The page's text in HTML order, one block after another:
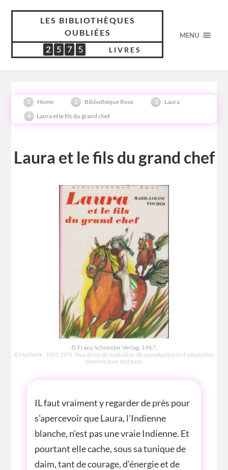
LES BIBLIOTHÈQUES
OUBLIÉES
2
5
2 5
3
5 7
1
7 5
7
5 LIVRES
MENU
Home Bibliothèque Rose
Laura
Laura et le fils du grand chef
Laura et le fils du grand chef
© Franz Schneider Verlag, 1967.
© Hachette , 1972, 1974. Tous droits de traduction, de reproduction et d'adaptation
réservés pour tout pays.
HISTOIRE
IL faut vraiment y regarder de près pour
s’apercevoir que Laura, l’Indienne
blanche, n’est pas une vraie Indienne. Et
pourtant elle cache, sous sa tunique de
daim, tant de courage, d’énergie et de